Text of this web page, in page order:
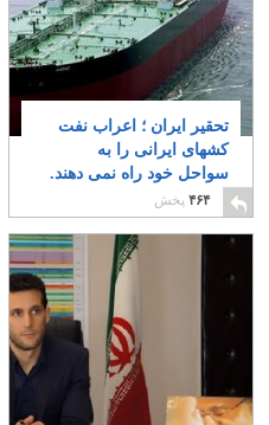
تحقیر ایران ؛ اعراب نفت
کشهای ایرانی را به
سواحل خود راه نمی دهند.
۴
۴۶۴ پخش